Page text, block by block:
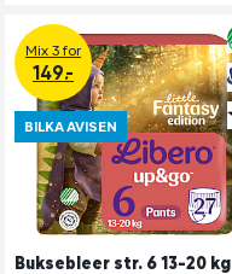
Mix 3 for
149.-
BILKA AVISEN
Buksebleer str. 6 13-20 kg